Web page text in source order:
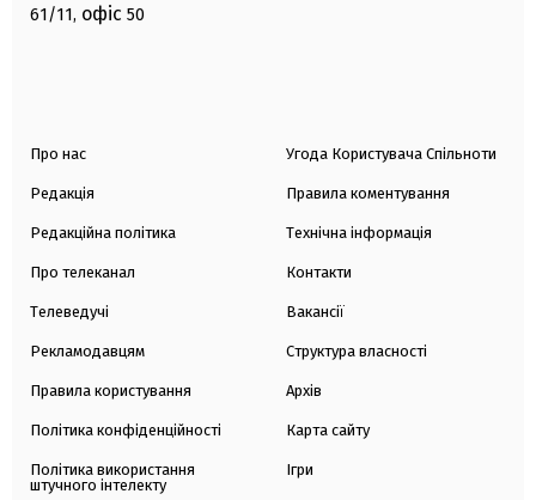
61/11, офіс 50
Про нас
Редакція
Редакційна політика
Про телеканал
Телеведучі
Рекламодавцям
Правила користування
Політика конфіденційності
Політика використання
штучного інтелекту
Угода Користувача Спільноти
Правила коментування
Технічна інформація
Контакти
Вакансії
Структура власності
Архів
Карта сайту
Ігри